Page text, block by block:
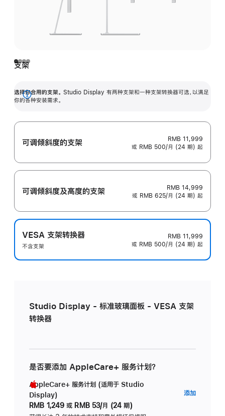
支架
选择你合用的支架。 Studio Display 有两种支架和一种支架转换器可选，以满足
你的各种安装需求。
展
可调倾斜度的支架
RMB 11,999
或 RMB 500/月 (24 期) 起
可调倾斜度及高‍度的支‍架
RMB 14,999
或 RMB 625/月 (24 期) 起
VESA 支架转换器
不含支架
RMB 11,999
或 RMB 500/月 (24 期) 起
Studio Display - 标准玻璃面板 - VESA 支架
转换器
是否要添加 AppleCare+ 服务计划？
AppleCare+ 服务计划 (适用于 Studio
Display)
RMB 1,249 或 RMB 53/月 (24 期)
添加